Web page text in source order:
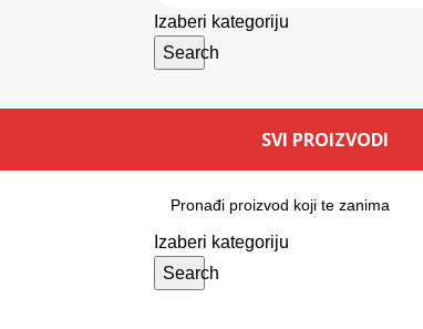
Izaberi kategoriju
Search
SVI PROIZVODI
Izaberi kategoriju
Search